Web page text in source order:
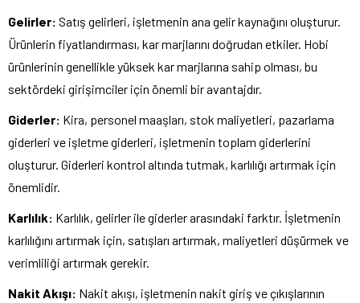
Gelirler: Satış gelirleri, işletmenin ana gelir kaynağını oluşturur.
Ürünlerin fiyatlandırması, kar marjlarını doğrudan etkiler. Hobi
ürünlerinin genellikle yüksek kar marjlarına sahip olması, bu
sektördeki girişimciler için önemli bir avantajdır.
Giderler: Kira, personel maaşları, stok maliyetleri, pazarlama
giderleri ve işletme giderleri, işletmenin toplam giderlerini
oluşturur. Giderleri kontrol altında tutmak, karlılığı artırmak için
önemlidir.
Karlılık: Karlılık, gelirler ile giderler arasındaki farktır. İşletmenin
karlılığını artırmak için, satışları artırmak, maliyetleri düşürmek ve
verimliliği artırmak gerekir.
Nakit Akışı: Nakit akışı, işletmenin nakit giriş ve çıkışlarının